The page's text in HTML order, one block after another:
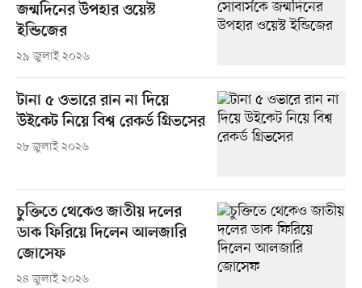
জন্মদিনের উপহার ওয়েস্ট
ইন্ডিজের
২৯ জুলাই ২০২৬
টানা ৫ ওভারে রান না দিয়ে
উইকেট নিয়ে বিশ্ব রেকর্ড গ্রিভসের
২৮ জুলাই ২০২৬
চুক্তিতে থেকেও জাতীয় দলের
ডাক ফিরিয়ে দিলেন আলজারি
জোসেফ
২৪ জুলাই ২০২৬